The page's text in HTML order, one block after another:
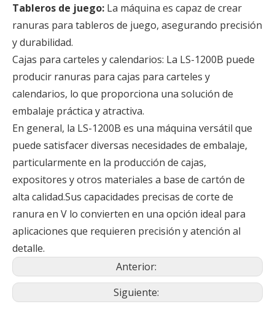
Tableros de juego: La máquina es capaz de crear
ranuras para tableros de juego, asegurando precisión
y durabilidad.
Cajas para carteles y calendarios: La LS-1200B puede
producir ranuras para cajas para carteles y
calendarios, lo que proporciona una solución de
embalaje práctica y atractiva.
En general, la LS-1200B es una máquina versátil que
puede satisfacer diversas necesidades de embalaje,
particularmente en la producción de cajas,
expositores y otros materiales a base de cartón de
alta calidad.Sus capacidades precisas de corte de
ranura en V lo convierten en una opción ideal para
aplicaciones que requieren precisión y atención al
detalle.
Anterior:
Siguiente: